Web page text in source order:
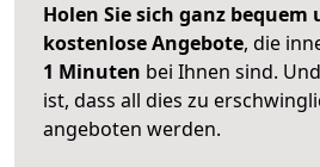
Holen Sie sich ganz bequem
kostenlose Angebote, die
1 Minuten bei Ihnen sind.
ist, dass all dies zu
angeboten werden.